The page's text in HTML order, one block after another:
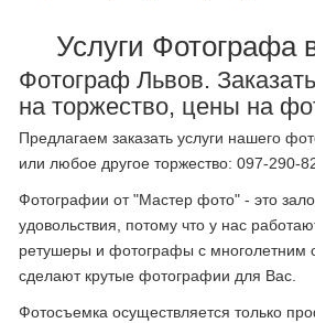
Услуги Фотографа
Фотограф Львов.
на торжество, цены на
Предлагаем заказать услуги нашего
или любое другое торжество: 097-290-
Фотографии от "Мастер фото" - это
удовольствия, потому что у нас
ретушеры и фотографы с многолетним
сделают крутые фотографии для Вас.
Фотосъемка осуществляется только